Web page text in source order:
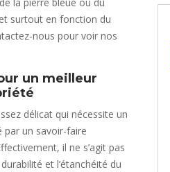
surtout en fonction du
nous pour voir nos
un meilleur
délicat qui nécessite un
par un savoir-faire
il ne s’agit pas
et l’étanchéité du